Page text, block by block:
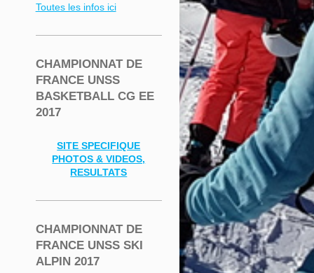
Toutes les infos ici
CHAMPIONNAT DE
FRANCE UNSS
BASKETBALL CG EE
2017
SITE SPECIFIQUE
PHOTOS & VIDEOS,
RESULTATS
CHAMPIONNAT DE
FRANCE UNSS SKI
ALPIN 2017